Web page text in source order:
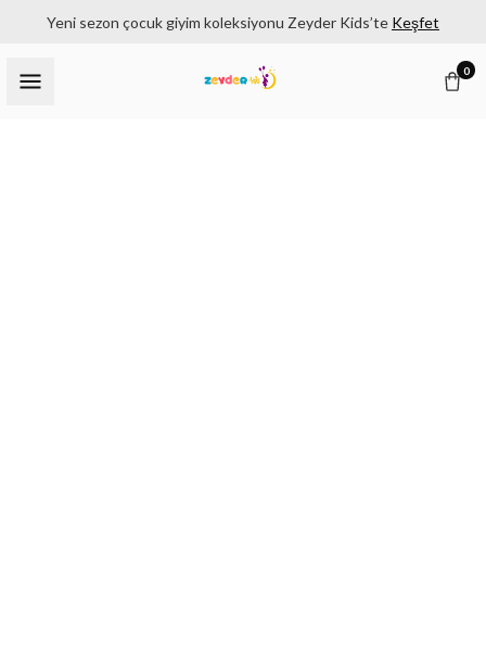
Yeni sezon çocuk giyim koleksiyonu Zeyder Kids’te Keşfet
0